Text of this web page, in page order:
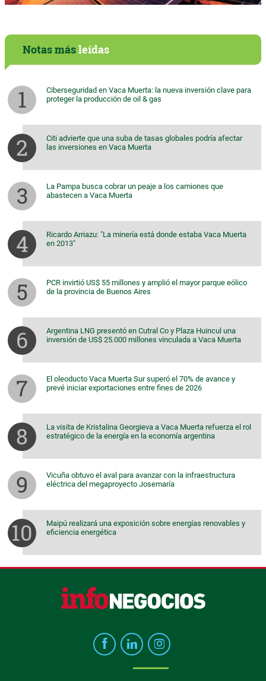
Notas másleídas
Ciberseguridad en Vaca Muerta: la nueva inversión clave para
proteger la producción de oil & gas
Citi advierte que una suba de tasas globales podría afectar
las inversiones en Vaca Muerta
La Pampa busca cobrar un peaje a los camiones que
abastecen a Vaca Muerta
Ricardo Arriazu: "La minería está donde estaba Vaca Muerta
en 2013"
PCR invirtió US$ 55 millones y amplió el mayor parque eólico
de la provincia de Buenos Aires
Argentina LNG presentó en Cutral Co y Plaza Huincul una
inversión de US$ 25.000 millones vinculada a Vaca Muerta
El oleoducto Vaca Muerta Sur superó el 70% de avance y
prevé iniciar exportaciones entre fines de 2026
La visita de Kristalina Georgieva a Vaca Muerta refuerza el rol
estratégico de la energía en la economía argentina
Vicuña obtuvo el aval para avanzar con la infraestructura
eléctrica del megaproyecto Josemaría
Maipú realizará una exposición sobre energías renovables y
eficiencia energética